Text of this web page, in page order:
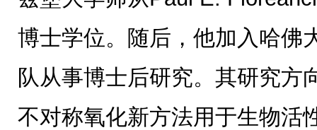
博士学位。随后，他加入哈佛
队从事博士后研究。其研究方
不对称氧化新方法用于生物活